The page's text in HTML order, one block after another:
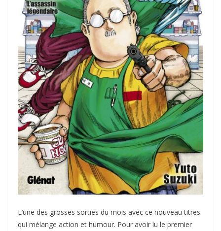
L’une des grosses sorties du mois avec ce nouveau titres
qui mélange action et humour. Pour avoir lu le premier